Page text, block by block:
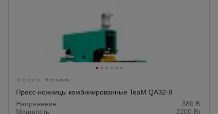
0 отзывов
Пресс-ножницы комбинированные TeaM QA32-8
Напряжение:
380 В.
Мощность:
2200 Вт.
Грузоподъемное
оборудование
товаров